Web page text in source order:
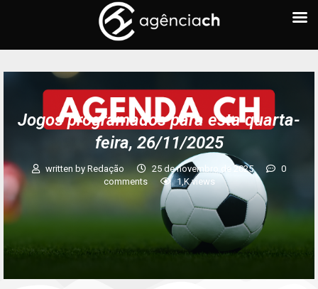
Jogos programados para esta quarta-
feira, 26/11/2025
written by Redação 25 de novembro de 2025
0
comments
1,Kviews